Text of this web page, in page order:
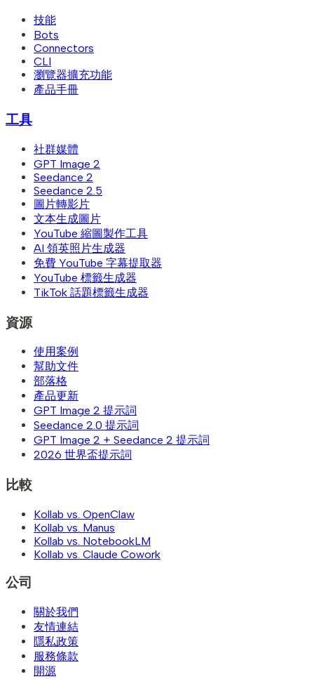
技能
Bots
Connectors
CLI
瀏覽器擴充功能
產品手冊
工具
社群媒體
GPT Image 2
Seedance 2
Seedance 2.5
圖片轉影片
文本生成圖片
YouTube 縮圖製作工具
AI 領英照片生成器
免費 YouTube 字幕提取器
YouTube 標籤生成器
TikTok 話題標籤生成器
資源
使用案例
幫助文件
部落格
產品更新
GPT Image 2 提示詞
Seedance 2.0 提示詞
GPT Image 2 + Seedance 2 提示詞
2026 世界盃提示詞
比較
Kollab vs. OpenClaw
Kollab vs. Manus
Kollab vs. NotebookLM
Kollab vs. Claude Cowork
公司
關於我們
友情連結
隱私政策
服務條款
開源